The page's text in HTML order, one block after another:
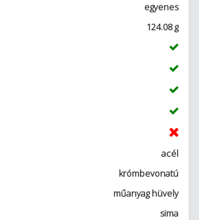
egyenes
124.08 g
acél
krómbevonatú
műanyag hüvely
sima